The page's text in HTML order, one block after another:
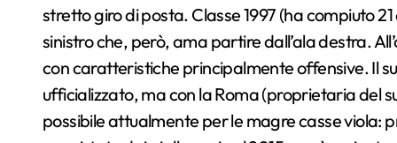
stretto giro di posta. Classe 1997 (ha compiuto
sinistro che, però, ama partire dall’ala destra.
con caratteristiche principalmente offensive. Il
ufficializzato, ma con la Roma (proprietaria del
possibile attualmente per le magre casse viola: